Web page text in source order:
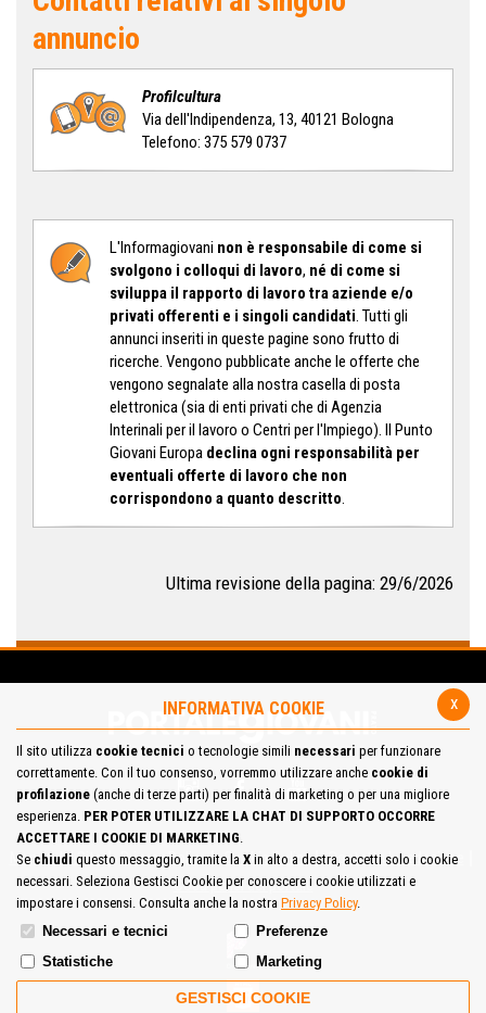
annuncio
Profilcultura
Via dell'Indipendenza, 13, 40121 Bologna
Telefono: 375 579 0737
L'Informagiovani non è responsabile di come si
svolgono i colloqui di lavoro, né di come si
sviluppa il rapporto di lavoro tra aziende e/o
privati offerenti e i singoli candidati. Tutti gli
annunci inseriti in queste pagine sono frutto di
ricerche. Vengono pubblicate anche le offerte che
vengono segnalate alla nostra casella di posta
elettronica (sia di enti privati che di Agenzia
Interinali per il lavoro o Centri per l'Impiego). Il Punto
Giovani Europa declina ogni responsabilità per
eventuali offerte di lavoro che non
corrispondono a quanto descritto.
Ultima revisione della pagina: 29/6/2026
Mappa del Sito Privacy Policy Cookie Policy
Contatta la redazione
Cosa pensi del portale
x
INFORMATIVA COOKIE
Il sito utilizza cookie tecnici o tecnologie simili necessari per funzionare
correttamente. Con il tuo consenso, vorremmo utilizzare anche cookie di
profilazione (anche di terze parti) per finalità di marketing o per una migliore
esperienza. PER POTER UTILIZZARE LA CHAT DI SUPPORTO OCCORRE
ACCETTARE I COOKIE DI MARKETING.
Se chiudi questo messaggio, tramite la X in alto a destra, accetti solo i cookie
necessari. Seleziona Gestisci Cookie per conoscere i cookie utilizzati e
impostare i consensi. Consulta anche la nostra Privacy Policy.
Necessari e tecnici
Preferenze
Statistiche
Marketing
GESTISCI COOKIE